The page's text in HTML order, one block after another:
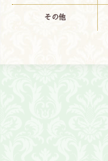
その他